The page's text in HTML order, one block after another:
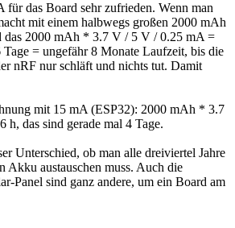
für das Board sehr zufrieden. Wenn man
mit einem halbwegs großen 2000 mAh
das 2000 mAh * 3.7 V / 5 V / 0.25 mA =
= ungefähr 8 Monate Laufzeit, bis die
nRF nur schläft und nichts tut. Damit
mit 15 mA (ESP32): 2000 mAh * 3.7
das sind gerade mal 4 Tage.
Unterschied, ob man alle dreiviertel Jahre
Akku austauschen muss. Auch die
Panel sind ganz andere, um ein Board am